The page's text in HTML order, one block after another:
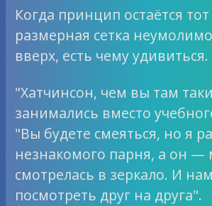
Когда принцип остаётся
размерная сетка
вверх, есть чему удивиться.
"Хатчинсон, чем вы там
занимались вместо
"Вы будете смеяться, но я
незнакомого парня, а он —
смотрелась в зеркало. И
посмотреть друг на друга".